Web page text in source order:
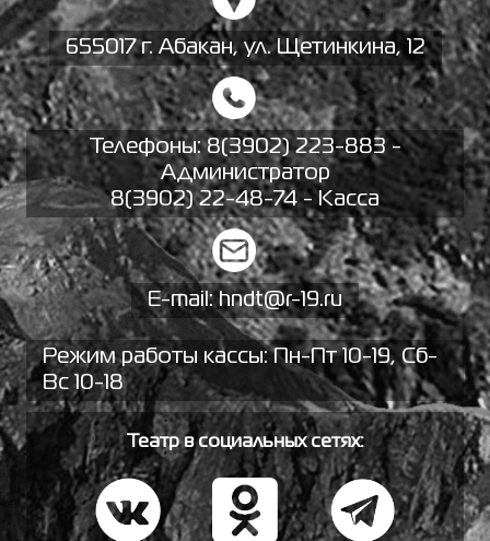
655017 г. Абакан, ул. Щетинкина, 12
Телефоны:8(3902) 223-883 -
Администратор
8(3902) 22-48-74 - Касса
E-mail:hndt@r-19.ru
Режим работы кассы: Пн-Пт 10-19, Сб-
Вс 10-18
Театр в социальных сетях: